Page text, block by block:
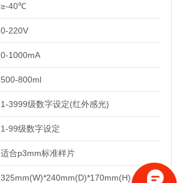
≥-40℃
0-220V
0-1000mA
500-800ml
1-3999级数字设定(红外感光)
1-99级数字设定
适合p3mm标准样片
325mm(W)*240mm(D)*170mm(H)